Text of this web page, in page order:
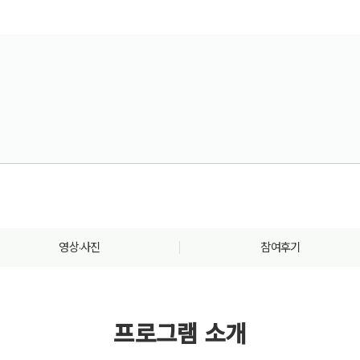
영상·사진 참여후기
프로그램 소개